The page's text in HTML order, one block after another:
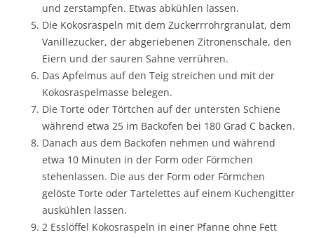
und zerstampfen. Etwas abkühlen lassen.
Die Kokosraspeln mit dem Zuckerrrohrgranulat, dem
Vanillezucker, der abgeriebenen Zitronenschale, den
Eiern und der sauren Sahne verrühren.
Das Apfelmus auf den Teig streichen und mit der
Kokosraspelmasse belegen.
Die Torte oder Törtchen auf der untersten Schiene
während etwa 25 im Backofen bei 180 Grad C backen.
Danach aus dem Backofen nehmen und während
etwa 10 Minuten in der Form oder Förmchen
stehenlassen. Die aus der Form oder Förmchen
gelöste Torte oder Tartelettes auf einem Kuchengitter
auskühlen lassen.
2 Esslöffel Kokosraspeln in einer Pfanne ohne Fett